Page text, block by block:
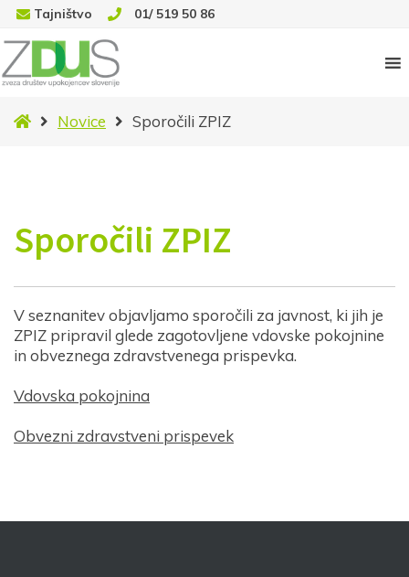
Tajništvo 01/ 519 50 86
DomovNovice Sporočili ZPIZ
Sporočili ZPIZ
V seznanitev objavljamo sporočili za javnost, ki jih je
ZPIZ pripravil glede zagotovljene vdovske pokojnine
in obveznega zdravstvenega prispevka.
Vdovska pokojnina
Obvezni zdravstveni prispevek